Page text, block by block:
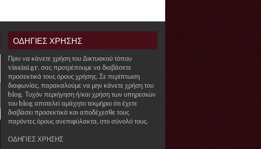
ΟΔΗΓΙΕΣ ΧΡΗΣΗΣ
Πριν να κάνετε χρήση του Δικτυακού τόπου
vissini.gr, σας προτρέπουμε να διαβάσετε
προσεκτικά τους όρους χρήσης. Σε περίπτωση
διαφωνίας, παρακαλούμε να μην κάνετε χρήση του
blog. Τυχόν περιήγηση ή/και χρήση των υπηρεσιών
του blog αποτελεί αμάχητο τεκμήριο ότι έχετε
διαβάσει προσεκτικά και αποδέχεσθε τους
παρόντες όρους ανεπιφύλακτα, στο σύνολό τους.
ΟΔΗΓΙΕΣ ΧΡΗΣΗΣ